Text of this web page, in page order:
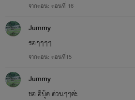
จากตอน: ตอนที่ 16
Jummy
รอๆๆๆๆ
จากตอน: ตอนที่15
Jummy
ขอ อีบุ๊ค ด่วนๆๆค่ะ